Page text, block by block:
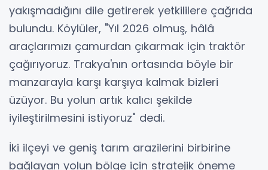
yakışmadığını dile getirerek yetkililere çağrıda
bulundu. Köylüler, "Yıl 2026 olmuş, hâlâ
araçlarımızı çamurdan çıkarmak için traktör
çağırıyoruz. Trakya'nın ortasında böyle bir
manzarayla karşı karşıya kalmak bizleri
üzüyor. Bu yolun artık kalıcı şekilde
iyileştirilmesini istiyoruz" dedi.
İki ilçeyi ve geniş tarım arazilerini birbirine
bağlayan yolun bölge için stratejik öneme